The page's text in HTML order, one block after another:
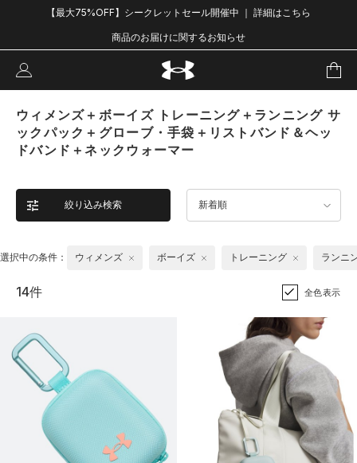
【最大75%OFF】シークレットセール開催中 ｜ 詳細はこちら
商品のお届けに関するお知らせ
ウィメンズ＋ボーイズ トレーニング＋ランニング サ
ックパック＋グローブ・手袋＋リストバンド＆ヘッ
ドバンド＋ネックウォーマー
絞り込み検索 新着順
選択中の条件： ウィメンズ ボーイズ トレーニング ランニ
14件 全色表示